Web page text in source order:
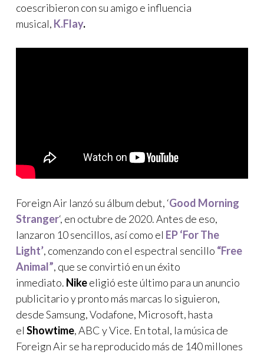
coescribieron con su amigo e influencia
musical, K.Flay.
Foreign Air lanzó su álbum debut, ‘Good Morning
Stranger‘, en octubre de 2020. Antes de eso,
lanzaron 10 sencillos, así como el EP ‘For The
Light’, comenzando con el espectral sencillo “Free
Animal”, que se convirtió en un éxito
inmediato. Nikeeligió este último para un anuncio
publicitario y pronto más marcas lo siguieron,
desde Samsung, Vodafone, Microsoft, hasta
el Showtime, ABC y Vice. En total, la música de
Foreign Air se ha reproducido más de 140 millones